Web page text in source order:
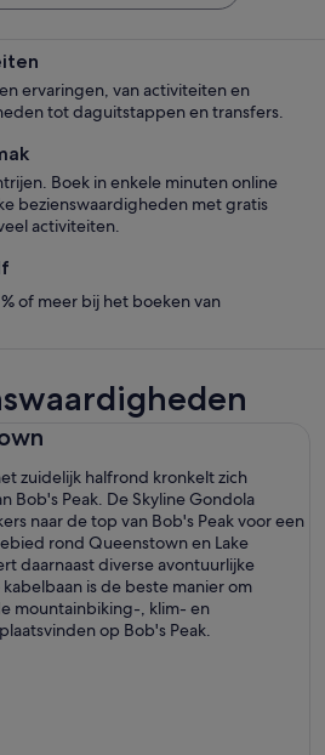
ervaringen, van activiteiten en
tot daguitstappen en transfers.
Boek in enkele minuten online
bezienswaardigheden met gratis
activiteiten.
of meer bij het boeken van
zuidelijk halfrond kronkelt zich
Bob's Peak. De Skyline Gondola
naar de top van Bob's Peak voor een
rond Queenstown en Lake
daarnaast diverse avontuurlijke
is de beste manier om
mountainbiking-, klim- en
op Bob's Peak.